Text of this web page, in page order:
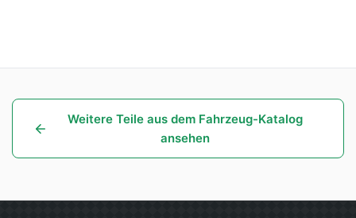
Weitere Teile aus dem Fahrzeug-Katalog
ansehen